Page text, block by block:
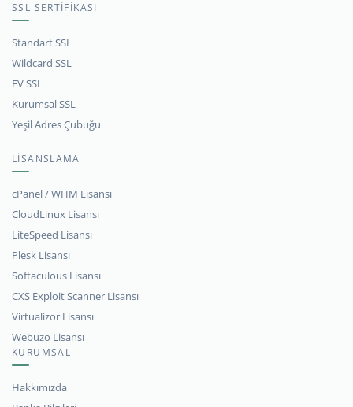
SSL SERTİFİKASI
Standart SSL
Wildcard SSL
EV SSL
Kurumsal SSL
Yeşil Adres Çubuğu
LİSANSLAMA
cPanel / WHM Lisansı
CloudLinux Lisansı
LiteSpeed Lisansı
Plesk Lisansı
Softaculous Lisansı
CXS Exploit Scanner Lisansı
Virtualizor Lisansı
Webuzo Lisansı
KURUMSAL
Hakkımızda